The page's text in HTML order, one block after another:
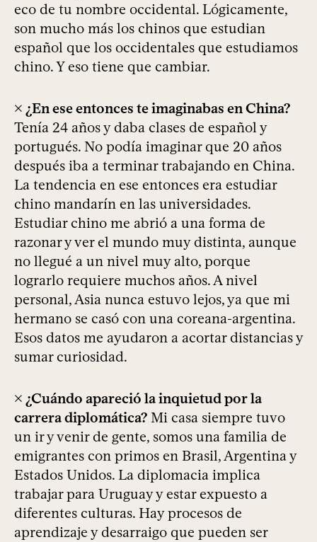
eco de tu nombre occidental. Lógicamente,
son mucho más los chinos que estudian
español que los occidentales que estudiamos
chino. Y eso tiene que cambiar.
× ¿En ese entonces te imaginabas en China?
Tenía 24 años y daba clases de español y
portugués. No podía imaginar que 20 años
después iba a terminar trabajando en China.
La tendencia en ese entonces era estudiar
chino mandarín en las universidades.
Estudiar chino me abrió a una forma de
razonar y ver el mundo muy distinta, aunque
no llegué a un nivel muy alto, porque
lograrlo requiere muchos años. A nivel
personal, Asia nunca estuvo lejos, ya que mi
hermano se casó con una coreana-argentina.
Esos datos me ayudaron a acortar distancias y
sumar curiosidad.
× ¿Cuándo apareció la inquietud por la
carrera diplomática? Mi casa siempre tuvo
un ir y venir de gente, somos una familia de
emigrantes con primos en Brasil, Argentina y
Estados Unidos. La diplomacia implica
trabajar para Uruguay y estar expuesto a
diferentes culturas. Hay procesos de
aprendizaje y desarraigo que pueden ser